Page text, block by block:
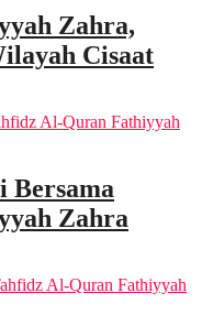
Zahra,
Cisaat
Bersama
Zahra